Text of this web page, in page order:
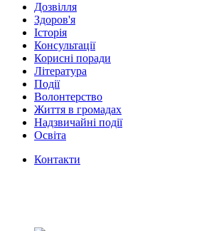
Дозвілля
Здоров'я
Історія
Консультації
Корисні поради
Література
Події
Волонтерство
Життя в громадах
Надзвичайні події
Освіта
Контакти